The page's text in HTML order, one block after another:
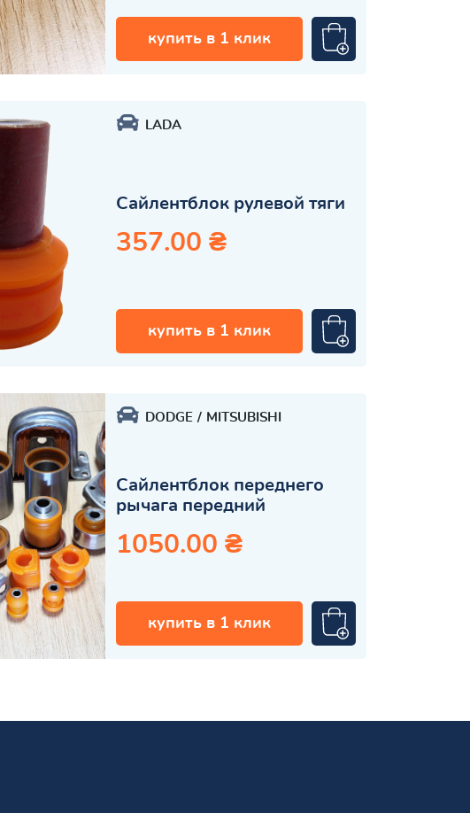
купить в 1 клик
LADA
Сайлентблок рулевой тяги
357.00 ₴
купить в 1 клик
DODGE MITSUBISHI
Сайлентблок переднего
рычага передний
1050.00 ₴
купить в 1 клик